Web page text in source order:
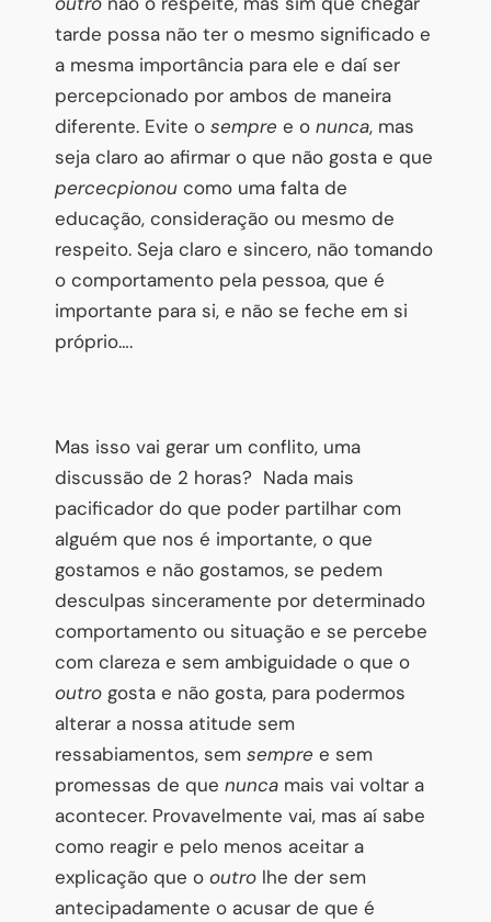
tarde possa não ter o mesmo significado e
a mesma importância para ele e daí ser
percepcionado por ambos de maneira
diferente. Evite o sempre e o nunca, mas
seja claro ao afirmar o que não gosta e que
percecpionou como uma falta de
educação, consideração ou mesmo de
respeito. Seja claro e sincero, não tomando
o comportamento pela pessoa, que é
importante para si, e não se feche em si
próprio….
Mas isso vai gerar um conflito, uma
discussão de 2 horas? Nada mais
pacificador do que poder partilhar com
alguém que nos é importante, o que
gostamos e não gostamos, se pedem
desculpas sinceramente por determinado
comportamento ou situação e se percebe
com clareza e sem ambiguidade o que o
outro gosta e não gosta, para podermos
alterar a nossa atitude sem
ressabiamentos, sem sempre e sem
promessas de que nunca mais vai voltar a
acontecer. Provavelmente vai, mas aí sabe
como reagir e pelo menos aceitar a
explicação que o outro lhe der sem
antecipadamente o acusar de que é